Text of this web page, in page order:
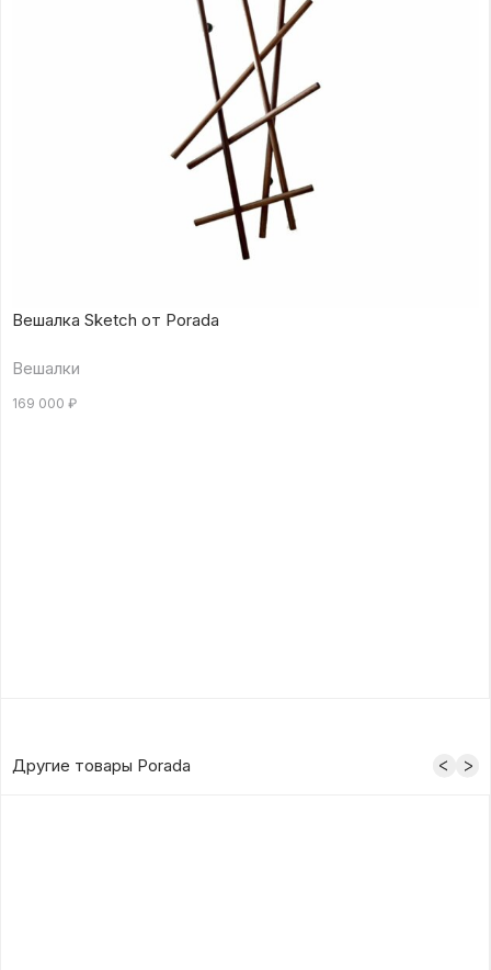
Вешалка Sketch от Porada
Вешалки
169 000 ₽
Другие товары Porada